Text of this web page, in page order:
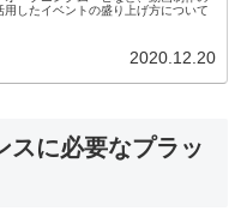
用したイベントの盛り上げ方について
2020.12.20
スに必要なプラッ